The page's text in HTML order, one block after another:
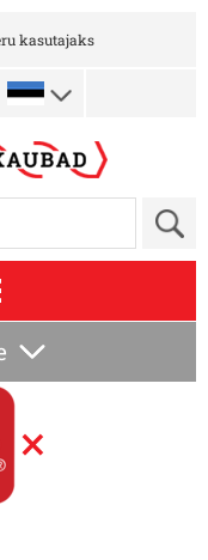
kasutajaks
×